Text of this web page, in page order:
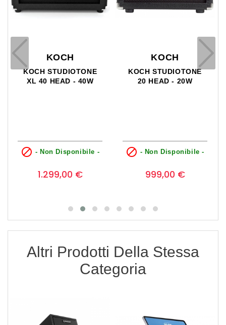
KOCH
KOCH STUDIOTONE
XL 40 HEAD - 40W
 - Non Disponibile -
1.299,00 €
KOCH
KOCH STUDIOTONE
20 HEAD - 20W
 - Non Disponibile -
999,00 €
Altri Prodotti Della Stessa
Categoria